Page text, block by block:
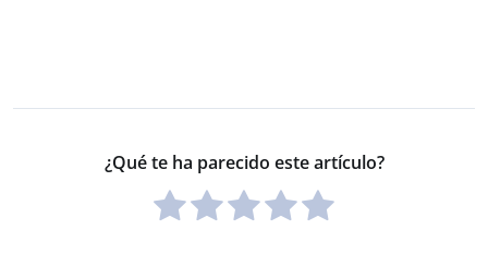
¿Qué te ha parecido este artículo?